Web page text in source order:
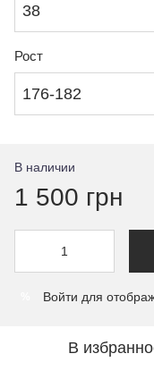
38
Рост
176-182
В наличии
1 500 грн
Войти для
В